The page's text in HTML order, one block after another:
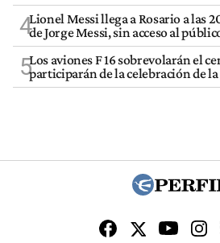
4Lionel Messi llega a Rosario a las
de Jorge Messi, sin acceso al
5Los aviones F 16 sobrevolarán el
participarán de la celebración de